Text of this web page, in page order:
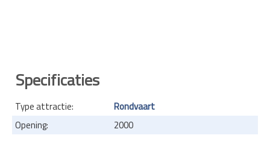
Specificaties
Type attractie:
Rondvaart
Opening:
2000